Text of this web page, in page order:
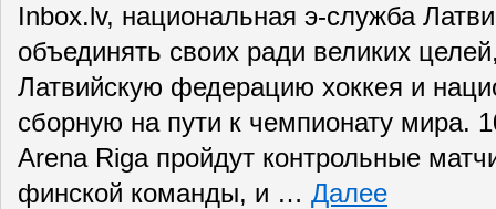
Inbox.lv, национальная э-служба
объединять своих ради великих
Латвийскую федерацию хоккея и
сборную на пути к чемпионату мира.
Arena Riga пройдут контрольные
финской команды, и … Далее